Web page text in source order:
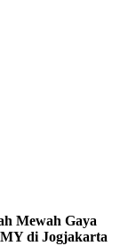
Mewah Gaya
di Jogjakarta